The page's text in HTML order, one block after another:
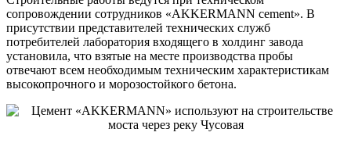
сопровождении сотрудников «AKKERMANN cement». В
присутствии представителей технических служб
потребителей лаборатория входящего в холдинг завода
установила, что взятые на месте производства пробы
отвечают всем необходимым техническим характеристикам
высокопрочного и морозостойкого бетона.